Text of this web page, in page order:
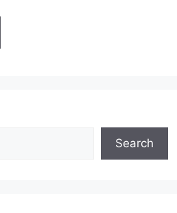
Search